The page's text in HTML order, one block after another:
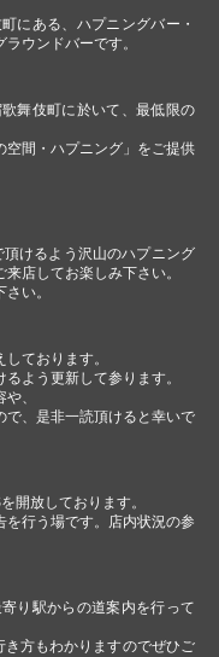
にある、ハプニングバー・
ウンドバーです。
舞伎町に於いて、最低限の
空間・ハプニング」をご提供
けるよう沢山のハプニング
店してお楽しみ下さい。
い。
ております。
よう更新して参ります。
、
で、是非一読頂けると幸いで
開放しております。
行う場です。店内状況の参
り駅からの道案内を行って
方もわかりますのでぜひご